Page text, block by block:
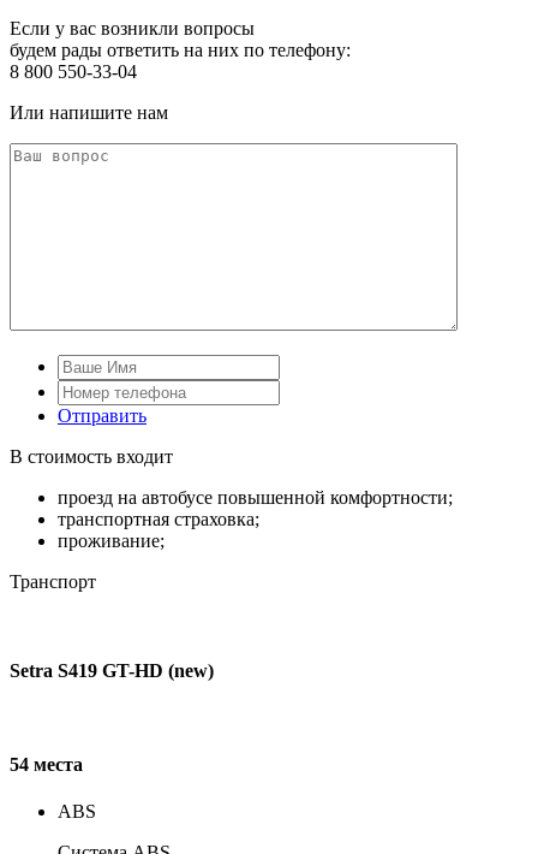
Если у вас возникли вопросы
будем рады ответить на них по телефону:
8 800 550-33-04
Или напишите нам
Отправить
В стоимость входит
проезд на автобусе повышенной комфортности;
транспортная страховка;
проживание;
Транспорт
Setra S419 GT-HD (new)
54 места
ABS